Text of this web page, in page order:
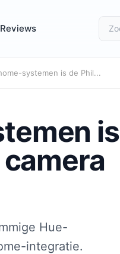
Reviews
systemen is de Phil...
is
Hue-
integratie.